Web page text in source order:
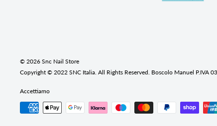
© 2026 Snc Nail Store
Copyright © 2022 SNC Italia. All Rights Reserved. Boscolo Manuel P.IVA
Accettiamo